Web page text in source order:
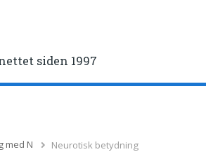
siden 1997
med N Neurotisk betydning